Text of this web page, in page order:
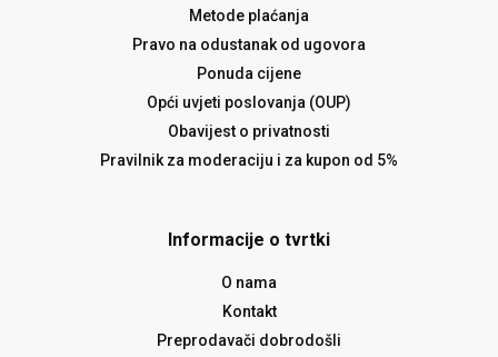
Metode plaćanja
Pravo na odustanak od ugovora
Ponuda cijene
Opći uvjeti poslovanja (OUP)
Obavijest o privatnosti
Pravilnik za moderaciju i za kupon od 5%
Informacije o tvrtki
O nama
Kontakt
Preprodavači dobrodošli